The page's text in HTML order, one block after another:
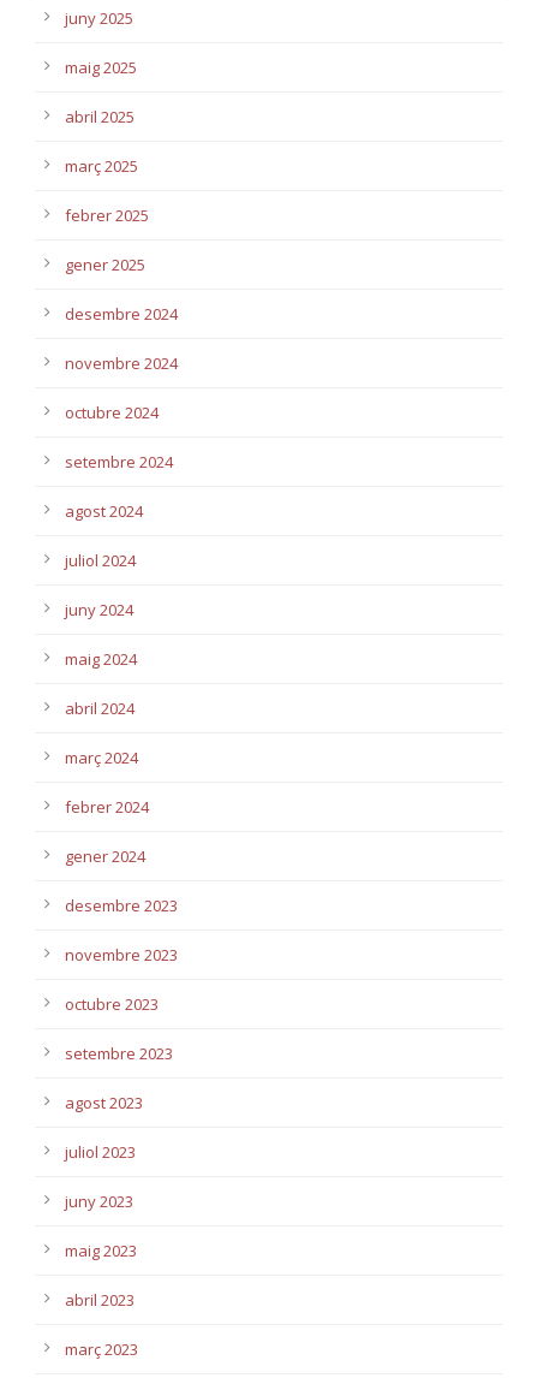
juny 2025
maig 2025
abril 2025
març 2025
febrer 2025
gener 2025
desembre 2024
novembre 2024
octubre 2024
setembre 2024
agost 2024
juliol 2024
juny 2024
maig 2024
abril 2024
març 2024
febrer 2024
gener 2024
desembre 2023
novembre 2023
octubre 2023
setembre 2023
agost 2023
juliol 2023
juny 2023
maig 2023
abril 2023
març 2023